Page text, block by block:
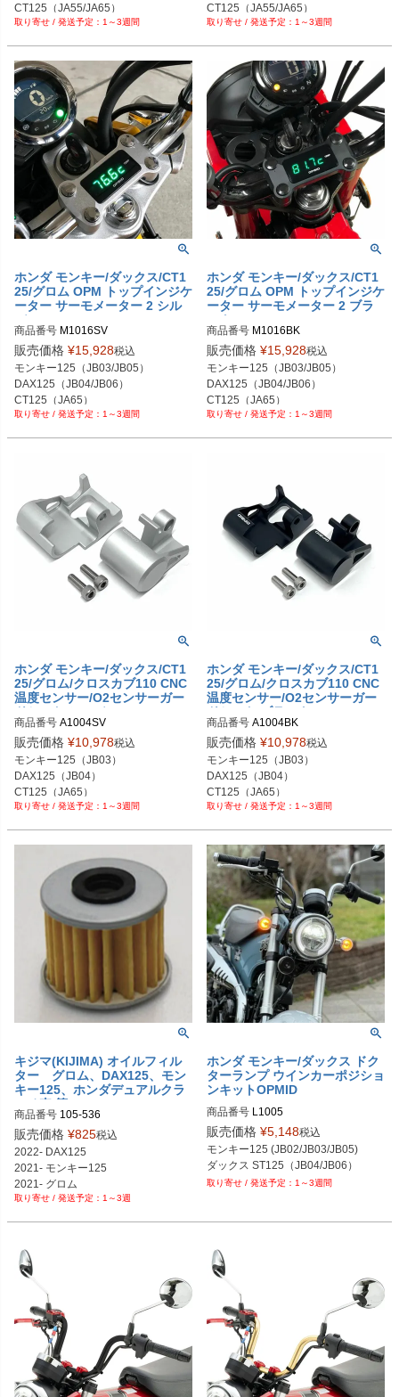
CT125（JA55/JA65）
1～3週間
CT125（JA55/JA65）
1～3週間
ホンダ モンキー/ダックス/CT1
25/グロム OPM トップインジケ
ーター サーモメーター 2 シル
バー PMID
商品番号 M1016SV
販売価格 ¥15,928税込
モンキー125（JB03/JB05）
DAX125（JB04/JB06）
CT125（JA65）
グロム (JC92)
1～3週間
ホンダ モンキー/ダックス/CT1
25/グロム OPM トップインジケ
ーター サーモメーター 2 ブラ
ック PMID
商品番号 M1016BK
販売価格 ¥15,928税込
モンキー125（JB03/JB05）
DAX125（JB04/JB06）
CT125（JA65）
グロム (JC92)
1～3週間
ホンダ モンキー/ダックス/CT1
25/グロム/クロスカブ110 CNC
温度センサー/O2センサーガー
ドセット シルバー PMID
商品番号 A1004SV
販売価格 ¥10,978税込
モンキー125（JB03）
DAX125（JB04）
CT125（JA65）
グロム (JC92)
1～3週間
ホンダ モンキー/ダックス/CT1
25/グロム/クロスカブ110 CNC
温度センサー/O2センサーガー
ドセット ブラック PMID
商品番号 A1004BK
販売価格 ¥10,978税込
モンキー125（JB03）
DAX125（JB04）
CT125（JA65）
グロム (JC92)
1～3週間
キジマ(KIJIMA) オイルフィル
ター グロム、DAX125、モン
キー125、ホンダデュアルクラ
ッチ車 等
商品番号 105-536
販売価格 ¥825税込
2022- DAX125
2021- モンキー125
2021- グロム
1～3週
ホンダ モンキー/ダックス ドク
ターランプ ウインカーポジショ
ンキットOPMID
商品番号 L1005
販売価格 ¥5,148税込
モンキー125 (JB02/JB03/JB05)
1～3週間